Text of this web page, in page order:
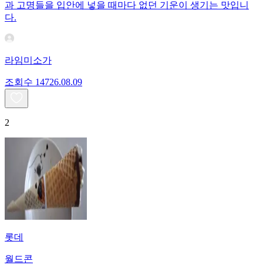
과 고명들을 입안에 넣을 때마다 없던 기운이 생기는 맛입니
다.
라임미소가
조회수 14726.08.09
2
롯데
월드콘